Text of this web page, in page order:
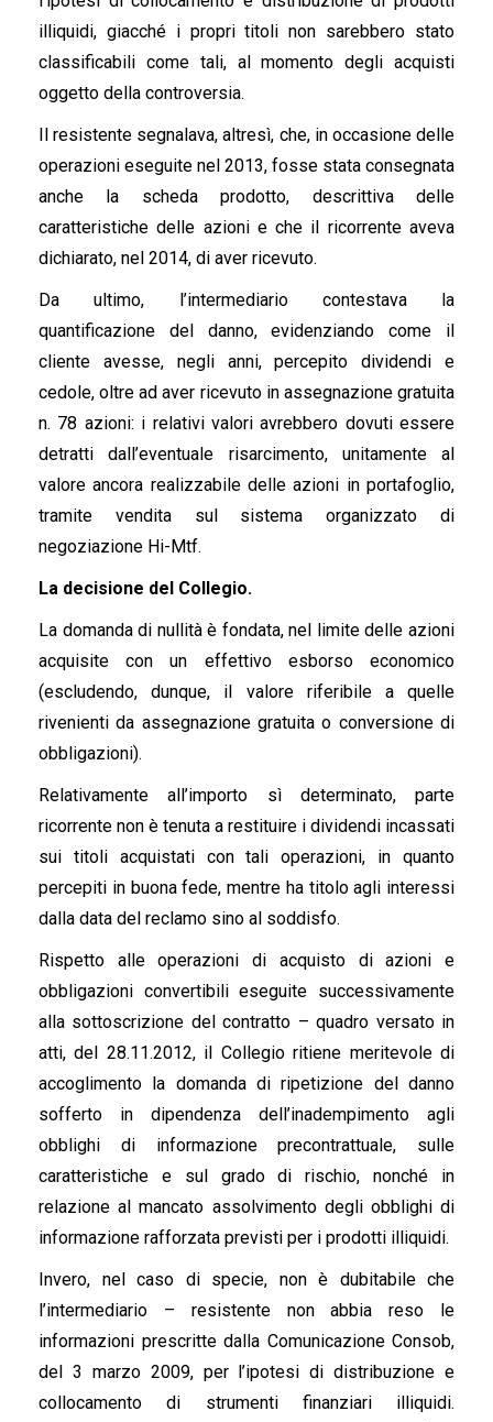
illiquidi, giacché i propri titoli non sarebbero stato
classificabili come tali, al momento degli acquisti
oggetto della controversia.
Il resistente segnalava, altresì, che, in occasione delle
operazioni eseguite nel 2013, fosse stata consegnata
anche la scheda prodotto, descrittiva delle
caratteristiche delle azioni e che il ricorrente aveva
dichiarato, nel 2014, di aver ricevuto.
Da ultimo, l’intermediario contestava la
quantificazione del danno, evidenziando come il
cliente avesse, negli anni, percepito dividendi e
cedole, oltre ad aver ricevuto in assegnazione gratuita
n. 78 azioni: i relativi valori avrebbero dovuti essere
detratti dall’eventuale risarcimento, unitamente al
valore ancora realizzabile delle azioni in portafoglio,
tramite vendita sul sistema organizzato di
negoziazione Hi-Mtf.
La decisione del Collegio.
La domanda di nullità è fondata, nel limite delle azioni
acquisite con un effettivo esborso economico
(escludendo, dunque, il valore riferibile a quelle
rivenienti da assegnazione gratuita o conversione di
obbligazioni).
Relativamente all’importo sì determinato, parte
ricorrente non è tenuta a restituire i dividendi incassati
sui titoli acquistati con tali operazioni, in quanto
percepiti in buona fede, mentre ha titolo agli interessi
dalla data del reclamo sino al soddisfo.
Rispetto alle operazioni di acquisto di azioni e
obbligazioni convertibili eseguite successivamente
alla sottoscrizione del contratto – quadro versato in
atti, del 28.11.2012, il Collegio ritiene meritevole di
accoglimento la domanda di ripetizione del danno
sofferto in dipendenza dell’inadempimento agli
obblighi di informazione precontrattuale, sulle
caratteristiche e sul grado di rischio, nonché in
relazione al mancato assolvimento degli obblighi di
informazione rafforzata previsti per i prodotti illiquidi.
Invero, nel caso di specie, non è dubitabile che
l’intermediario – resistente non abbia reso le
informazioni prescritte dalla Comunicazione Consob,
del 3 marzo 2009, per l’ipotesi di distribuzione e
collocamento di strumenti finanziari illiquidi.